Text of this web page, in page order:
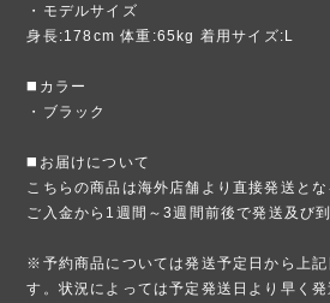
・モデルサイズ
身長:178cm 体重:65kg 着用サイズ:L
◼️カラー
・ブラック
◼️お届けについて
こちらの商品は海外店舗より直接発送とな
ご入金から1週間～3週間前後で発送及び
※予約商品については発送予定日から上記
す。状況によっては予定発送日より早く